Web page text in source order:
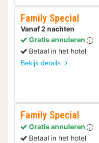
Family Special
Vanaf 2 nachten
Gratis annuleren
Betaal in het hotel
Bekijk details
Family Special
Gratis annuleren
Betaal in het hotel